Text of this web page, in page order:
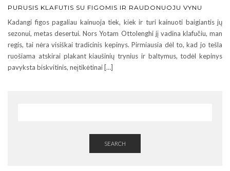
PURUSIS KLAFUTIS SU FIGOMIS IR RAUDONUOJU VYNU
Kadangi figos pagaliau kainuoja tiek, kiek ir turi kainuoti baigiantis jų
sezonui, metas desertui. Nors Yotam Ottolenghi jį vadina klafučiu, man
regis, tai nėra visiškai tradicinis kepinys. Pirmiausia dėl to, kad jo tešla
ruošiama atskirai plakant kiaušinių trynius ir baltymus, todėl kepinys
pavyksta biskvitinis, neįtikėtinai […]
SEARCH